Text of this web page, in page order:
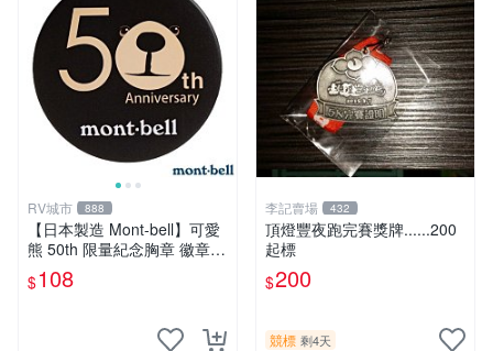
RV城市 888
【日本製造 Mont-bell】可愛
熊 50th 限量紀念胸章 徽章
胸針 背包胸章 1134007
$108
李記賣場 432
頂燈豐夜跑完賽獎牌......200
起標
$200
競標 剩4天